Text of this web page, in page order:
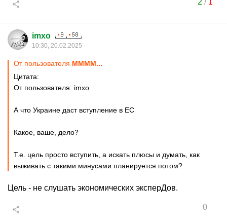
2 / 1
imxo
10:30, 20.02.2025
От пользователя MMMM...
Цитата:
От пользователя: imxo
А что Украине даст вступление в ЕС
Какое, ваше, дело?
Т.е. цель просто вступить, а искать плюсы и думать, как
выживать с такими минусами планируется потом?
Цель - не слушать экономических эксперДов.
0